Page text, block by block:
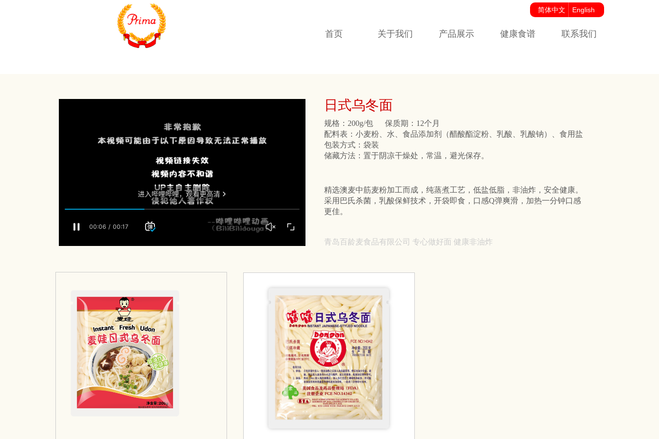
日式乌冬面
青岛百龄麦食品有限公司 专心做好面 健康非油炸
规格：200g/包 保质期：12个月
配料表：小麦粉、水、食品添加剂（醋酸酯淀粉、乳酸、乳酸钠）、食用盐
包装方式：袋装
储藏方法：置于阴凉干燥处，常温，避光保存。
精选澳麦中筋麦粉加工而成，纯蒸煮工艺，低盐低脂，非油炸，安全健康。
采用巴氏杀菌，乳酸保鲜技术，开袋即食，口感Q弹爽滑，加热一分钟口感
更佳。
首页 关于我们 产品展示 健康食谱 联系我们
简体中文 English